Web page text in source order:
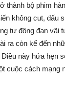
thành bộ phim
không cut, đấu
tự động đạn vãi
ra còn kể đến
này hứa hẹn
cuộc cách mạng